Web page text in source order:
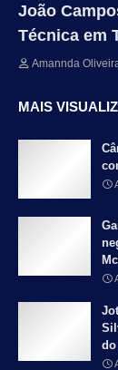
João
Técnica em
Amannda
MAIS
do